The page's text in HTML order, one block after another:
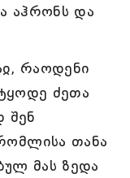
აჰრონს და
რაოდენი
ძეთა
შენ
თანა
მას ზედა